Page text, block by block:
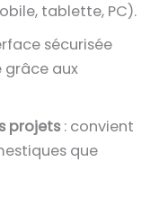
tablette, PC).
sécurisée
grâce aux
projets: convient
que